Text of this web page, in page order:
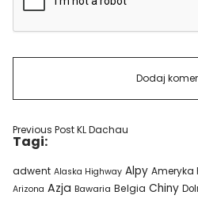
Previous PostKL Dachau
Tagi:
adwent Alaska Highway Alpy Ameryka
Arizona Azja Bawaria Belgia Chiny